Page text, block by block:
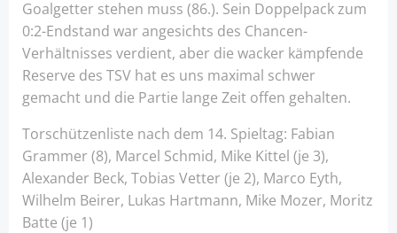
Goalgetter stehen muss (86.). Sein Doppelpack zum
0:2-Endstand war angesichts des Chancen-
Verhältnisses verdient, aber die wacker kämpfende
Reserve des TSV hat es uns maximal schwer
gemacht und die Partie lange Zeit offen gehalten.
Torschützenliste nach dem 14. Spieltag: Fabian
Grammer (8), Marcel Schmid, Mike Kittel (je 3),
Alexander Beck, Tobias Vetter (je 2), Marco Eyth,
Wilhelm Beirer, Lukas Hartmann, Mike Mozer, Moritz
Batte (je 1)